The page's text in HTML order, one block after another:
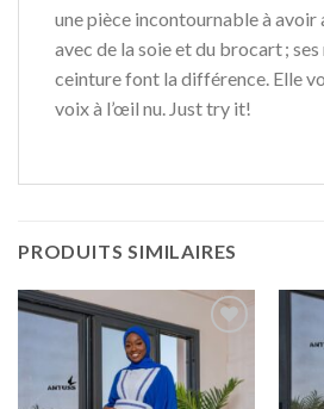
une pièce incontournable à avoir
avec de la soie et du brocart ; ses
ceinture font la différence. Elle
voix à l’œil nu. Just try it!
PRODUITS SIMILAIRES
Ajouter
à la liste
de